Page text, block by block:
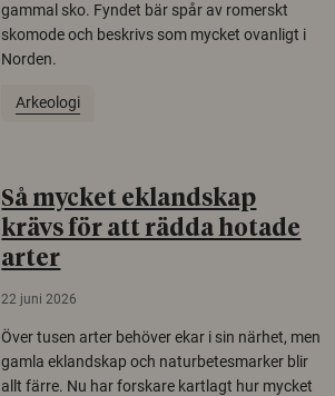
gammal sko. Fyndet bär spår av romerskt
skomode och beskrivs som mycket ovanligt i
Norden.
Arkeologi
Så mycket eklandskap
krävs för att rädda hotade
arter
22 juni 2026
Över tusen arter behöver ekar i sin närhet, men
gamla eklandskap och naturbetesmarker blir
allt färre. Nu har forskare kartlagt hur mycket